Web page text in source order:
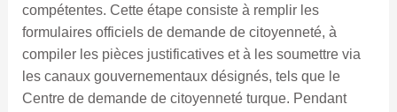
compétentes. Cette étape consiste à remplir les
formulaires officiels de demande de citoyenneté, à
compiler les pièces justificatives et à les soumettre via
les canaux gouvernementaux désignés, tels que le
Centre de demande de citoyenneté turque. Pendant